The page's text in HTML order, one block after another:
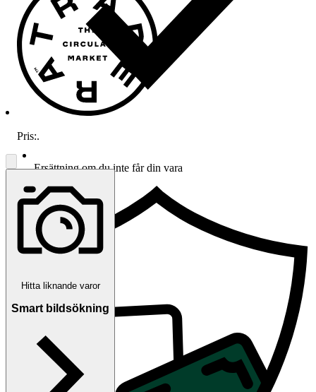
Ersättning om du inte får din vara
Pris:.
Hitta liknande varor
Smart bildsökning